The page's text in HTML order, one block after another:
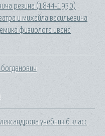
резина (1844-1930)
и михайла васильевича
физиолога ивана
богданович
учебник 6 класс